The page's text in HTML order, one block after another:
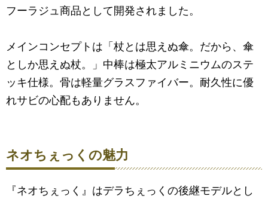
フーラジュ商品として開発されました。
メインコンセプトは「杖とは思えぬ傘。だから、傘
としか思えぬ杖。」中棒は極太アルミニウムのステ
ッキ仕様。骨は軽量グラスファイバー。耐久性に優
れサビの心配もありません。
ネオちぇっくの魅力
『ネオちぇっく』はデラちぇっくの後継モデルとし